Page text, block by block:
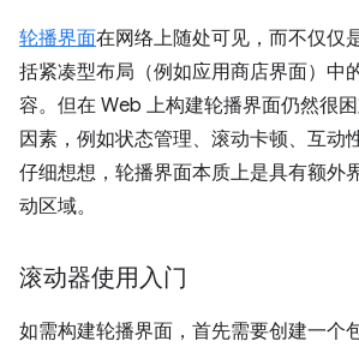
轮播界面在网络上随处可见，而不仅仅
括紧凑型布局（例如应用商店界面）中
容。但在 Web 上构建轮播界面仍然很
因素，例如状态管理、滚动卡顿、互动
仔细想想，轮播界面本质上是具有额外
动区域。
滚动器使用入门
如需构建轮播界面，首先需要创建一个